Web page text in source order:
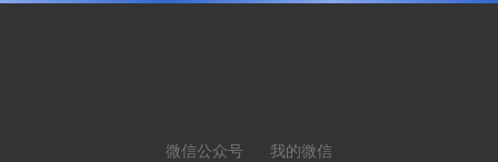
微信公众号 我的微信